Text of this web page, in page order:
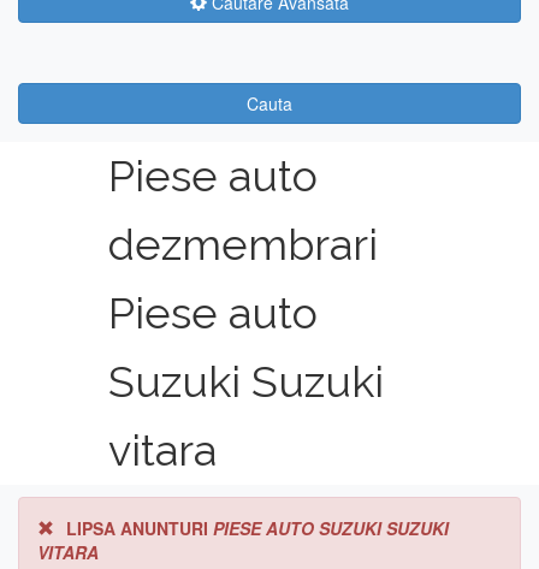
Cauta
Piese auto
dezmembrari
Piese auto
Suzuki Suzuki
vitara
LIPSA ANUNTURI PIESE AUTO SUZUKI SUZUKI
VITARA